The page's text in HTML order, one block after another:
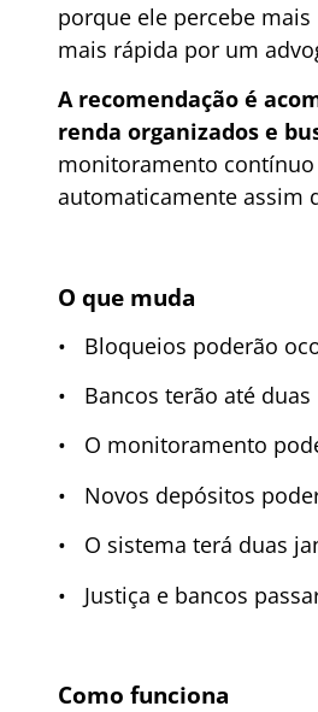
porque ele percebe
mais rápida por um
A recomendação é
renda organizados e
monitoramento
automaticamente assim
O que muda
• Bloqueios poderão
• Bancos terão até
• O monitoramento
• Novos depósitos
• O sistema terá duas
• Justiça e bancos
Como funciona